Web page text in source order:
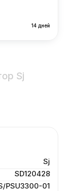
14 дней
Sj
Sj
SD120428
PSU3300-01